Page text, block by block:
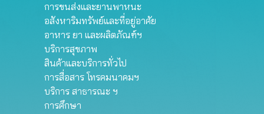
การขนส่งและยานพาหนะ
อสังหาริมทรัพย์และที่อยู่อาศัย
อาหาร ยา และผลิตภัณฑ์ฯ
บริการสุขภาพ
สินค้าและบริการทั่วไป
การสื่อสาร โทรคมนาคมฯ
บริการ สาธารณะ ฯ
การศึกษา